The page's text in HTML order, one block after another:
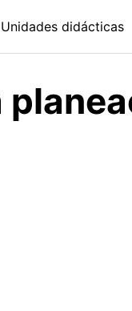
Unidades didácticas